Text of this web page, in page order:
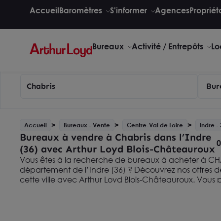
AccueilBaromètres S'informer Agences
Bureaux Activité / Entrepôts
Chabris
Accueil Bureaux - Vente Centre-Val de Loire Indre -
Bureaux à vendre à Chabris dans l’Indre
(36) avec Arthur Loyd Blois-Châteauroux
Vous êtes à la recherche de bureaux à acheter à
département de l’Indre (36) ? Découvrez nos offres
cette ville avec Arthur Loyd Blois-Châteauroux. Vous